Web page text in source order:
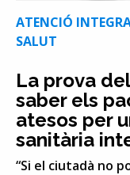
ATENCIÓ
SALUT
La prova
saber els
atesos per
sanitària
“Si el ciutadà no